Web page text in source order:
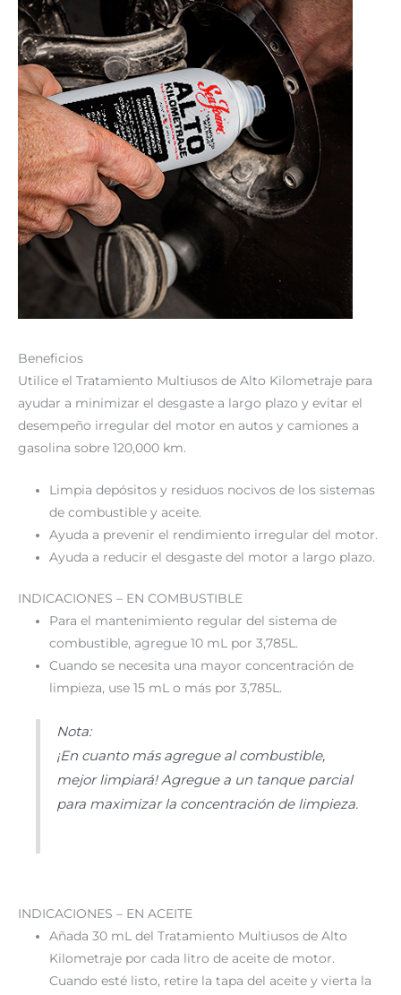
Beneficios
Utilice el Tratamiento Multiusos de Alto Kilometraje para
ayudar a minimizar el desgaste a largo plazo y evitar el
desempeño irregular del motor en autos y camiones a
gasolina sobre 120,000 km.
Limpia depósitos y residuos nocivos de los sistemas
de combustible y aceite.
Ayuda a prevenir el rendimiento irregular del motor.
Ayuda a reducir el desgaste del motor a largo plazo.
INDICACIONES – EN COMBUSTIBLE
Para el mantenimiento regular del sistema de
combustible, agregue 10 mL por 3,785L.
Cuando se necesita una mayor concentración de
limpieza, use 15 mL o más por 3,785L.
Nota:
¡En cuanto más agregue al combustible,
mejor limpiará! Agregue a un tanque parcial
para maximizar la concentración de limpieza.
INDICACIONES – EN ACEITE
Añada 30 mL del Tratamiento Multiusos de Alto
Kilometraje por cada litro de aceite de motor.
Cuando esté listo, retire la tapa del aceite y vierta la